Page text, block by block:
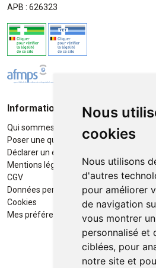
Nous
cookies
Nous utilisons
d'autres
pour améliorer
de navigation
vous montrer
personnalisé et
ciblées, pour
notre site et
APB : 626323
Informations
Qui sommes-nous ?
Poser une question
Déclarer un effet indésirable
Mentions légales
CGV
Données personnelles
Cookies
Mes préférences Cookies